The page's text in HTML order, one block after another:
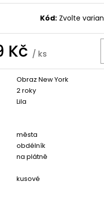
Kód: Zvolte
Kč / ks
Obraz New York
2 roky
Lila
města
obdélník
na plátně
kusové
Kč